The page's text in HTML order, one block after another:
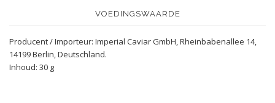
VOEDINGSWAARDE
Producent / Importeur: Imperial Caviar GmbH, Rheinbabenallee 14,
14199 Berlin, Deutschland.
Inhoud: 30 g